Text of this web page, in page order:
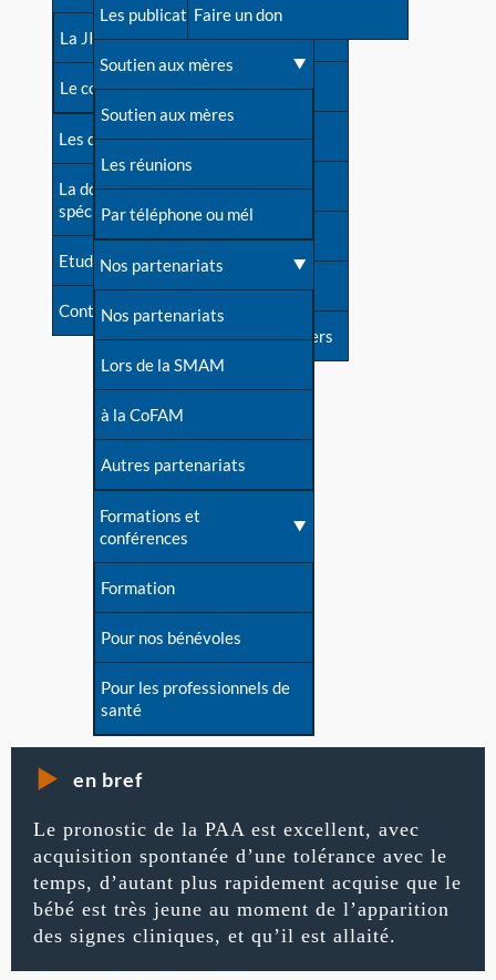
Les débuts
Une difficulté d'allaitement ?
Cas particuliers
Mythes et vérités
Devenir animatrice ?
Une question sur le site
La JIA
Le congrès
Les dossiers de l'allaitement
La documentation
spécialisée
Etudes récentes
Contact
Répertoire de tous les
contacts
Contact presse
Dossier de presse
Soutenir LLL
Livre d'or
Forum
S'inscrire à nos newsletters
Les publications
Soutien aux mères
Soutien aux mères
Les réunions
Par téléphone ou mél
Nos partenariats
Nos partenariats
Lors de la SMAM
à la CoFAM
Autres partenariats
Formations et
conférences
Formation
Pour nos bénévoles
Pour les professionnels de
santé
Faire un don
en bref
Le pronostic de la PAA est excellent, avec
acquisition spontanée d’une tolérance avec le
temps, d’autant plus rapidement acquise que le
bébé est très jeune au moment de l’apparition
des signes cliniques, et qu’il est allaité.